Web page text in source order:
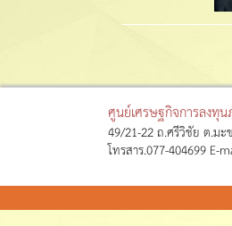
ศูนย์เศรษฐกิจการลงทุ
49/21-22 ถ.ศรีวิชัย ต.มะ
โทรสาร.077-404699 E-